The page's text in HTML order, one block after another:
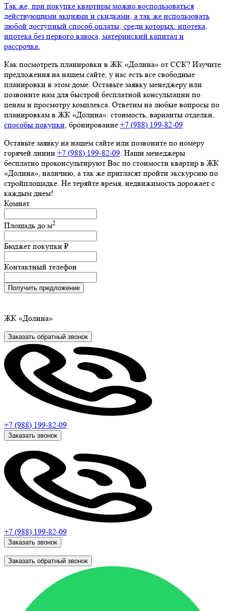
Так же, при покупке квартиры можно воспользоваться
действующими акциями и скидками, а так же использовать
любой доступный способ оплаты, среди которых: ипотека,
ипотека без первого взноса, материнский капитал и
рассрочка.
Как посмотреть планировки в ЖК «Долина» от ССК? Изучите
предложения на нашем сайте, у нас есть все свободные
планировки в этом доме. Оставьте заявку менеджеру или
позвоните нам для быстрой бесплатной консультации по
ценам и просмотру комплекса. Ответим на любые вопросы по
планировкам в ЖК «Долина»: стоимость, варианты отделки,
способы покупки , бронирование +7 (988) 199‑82‑09
Оставьте заявку на нашем сайте или позвоните по номеру
горячей линии +7 (988) 199‑82‑09 . Наши менеджеры
бесплатно проконсультируют Вас по стоимости квартир в ЖК
«Долина», наличию, а так же пригласят пройти экскурсию по
стройплощадке. Не теряйте время, недвижимость дорожает с
каждым днем!
Комнат
Площадь до м2
Бюджет покупки ₽
Контактный телефон
Получить предложение
ЖК «Долина»
Заказать обратный звонок
+7 (988) 199-82-09
Заказать звонок
+7 (988) 199-82-09
Заказать звонок
Заказать обратный звонок